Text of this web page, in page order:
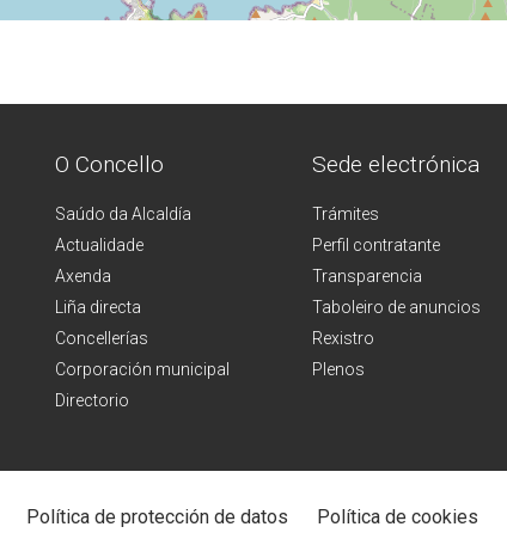
O Concello
Saúdo da Alcaldía
Actualidade
Axenda
Liña directa
Concellerías
Corporación municipal
Directorio
Sede electrónica
Trámites
Perfil contratante
Transparencia
Taboleiro de anuncios
Rexistro
Plenos
Política de protección de datos Política de cookies